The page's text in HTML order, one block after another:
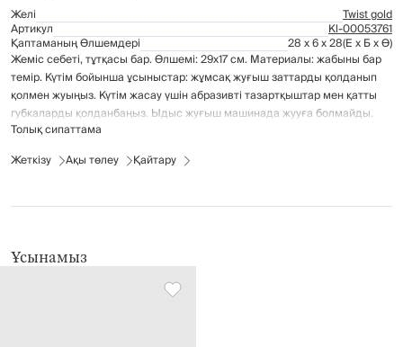
Желі
Twist gold
Артикул Kl-00053761
Қаптаманың Өлшемдері 28 x 6 x 28(Е x Б x Ө)
Жеміс себеті, тұтқасы бар. Өлшемі: 29х17 см. Материалы: жабыны бар
темір. Күтім бойынша ұсыныстар: жұмсақ жуғыш заттарды қолданып
қолмен жуыңыз. Күтім жасау үшін абразивті тазартқыштар мен қатты
губкаларды қолданбаңыз. Ыдыс жуғыш машинада жууға болмайды.
Толық сипаттама
Жеткізу
Ақы төлеу Қайтару
Ұсынамыз